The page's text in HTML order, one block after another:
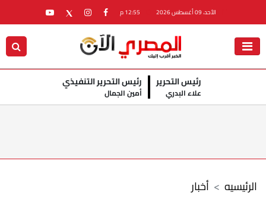
الأحد، 09 أغسطس 2026
رئيس التحرير
علاء البدري
رئيس التحرير التنفيذي
أمين الجمال
أخبار الرئيسيه